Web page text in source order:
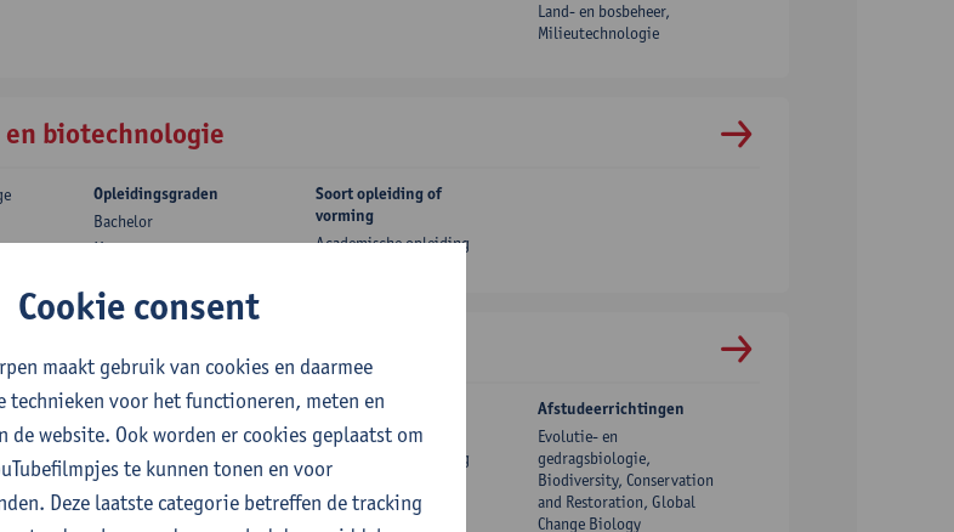
Land- en bosbeheer,
Milieutechnologie
biotechnologie
Opleidingsgraden
Bachelor
Master
Soort opleiding of
vorming
Academische opleiding
Opleidingsgraden
Bachelor
Master
Soort opleiding of
vorming
Academische opleiding
Afstudeerrichtingen
Evolutie- en
gedragsbiologie,
Biodiversity, Conservation
and Restoration, Global
Change Biology
Cookie consent
maakt gebruik van cookies en daarmee
technieken voor het functioneren, meten en
de website. Ook worden er cookies geplaatst om
te kunnen tonen en voor
Deze laatste categorie betreffen de tracking